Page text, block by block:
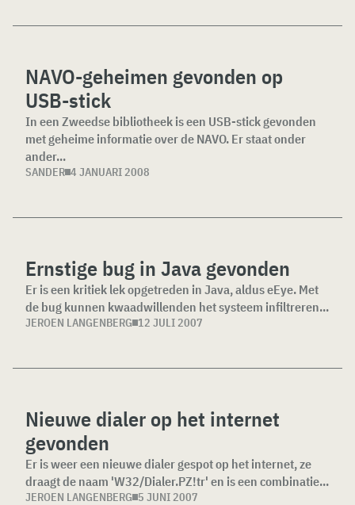
NAVO-geheimen gevonden op
USB-stick
In een Zweedse bibliotheek is een USB-stick gevonden
met geheime informatie over de NAVO. Er staat onder
ander...
SANDER 4 JANUARI 2008
Ernstige bug in Java gevonden
Er is een kritiek lek opgetreden in Java, aldus eEye. Met
de bug kunnen kwaadwillenden het systeem infiltreren...
JEROEN LANGENBERG 12 JULI 2007
Nieuwe dialer op het internet
gevonden
Er is weer een nieuwe dialer gespot op het internet, ze
draagt de naam 'W32/Dialer.PZ!tr' en is een combinatie...
JEROEN LANGENBERG 5 JUNI 2007